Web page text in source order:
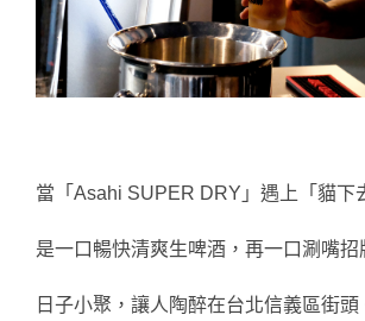
當「Asahi SUPER DRY」遇上「貓下
是一口暢快清爽生啤酒，再一口涮嘴招
日子小聚，讓人陶醉在台北信義區街頭